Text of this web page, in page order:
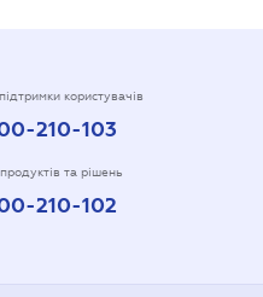
користувачів
210-103
та рішень
210-102